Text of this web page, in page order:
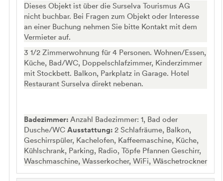
Dieses Objekt ist über die Surselva Tourismus AG
nicht buchbar. Bei Fragen zum Objekt oder Interesse
an einer Buchung nehmen Sie bitte Kontakt mit dem
Vermieter auf.
3 1/2 Zimmerwohnung für 4 Personen. Wohnen/Essen,
Küche, Bad/WC, Doppelschlafzimmer, Kinderzimmer
mit Stockbett. Balkon, Parkplatz in Garage. Hotel
Restaurant Surselva direkt nebenan.
Badezimmer: Anzahl Badezimmer: 1, Bad oder
Dusche/WC Ausstattung: 2 Schlafräume, Balkon,
Geschirrspüler, Kachelofen, Kaffeemaschine, Küche,
Kühlschrank, Parking, Radio, Töpfe Pfannen Geschirr,
Waschmaschine, Wasserkocher, WiFi, Wäschetrockner